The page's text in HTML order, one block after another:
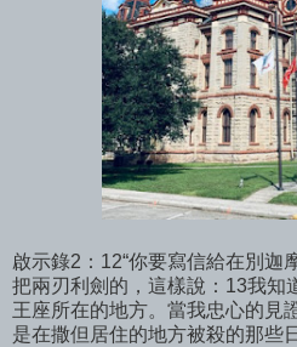
啟示錄2：12“你要寫信給在別迦
把兩刃利劍的，這樣說：13我知
王座所在的地方。當我忠心的見
是在撒但居住的地方被殺的那些